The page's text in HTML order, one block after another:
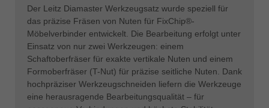
Der Leitz Diamaster Werkzeugsatz wurde speziell für
das präzise Fräsen von Nuten für FixChip®-
Möbelverbinder entwickelt. Die Bearbeitung erfolgt unter
Einsatz von nur zwei Werkzeugen: einem
Schaftoberfräser für exakte vertikale Nuten und einem
Formoberfräser (T-Nut) für präzise seitliche Nuten. Dank
hochpräziser Werkzeugschneiden liefern die Werkzeuge
eine herausragende Bearbeitungsqualität – für